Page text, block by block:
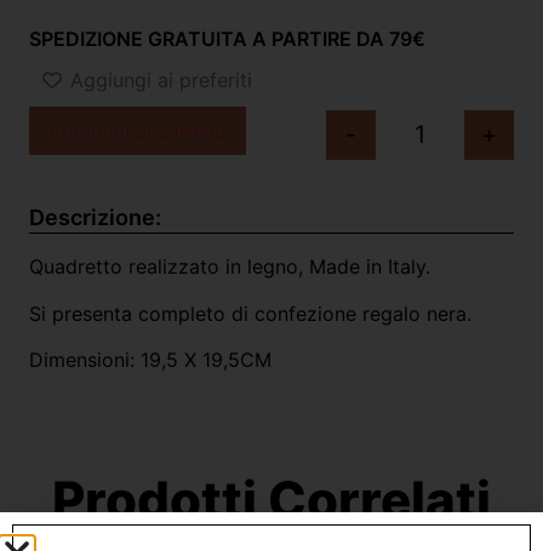
SPEDIZIONE GRATUITA A PARTIRE DA 79€
Aggiungi ai preferiti
- +
Descrizione:
Quadretto realizzato in legno, Made in Italy.
Si presenta completo di confezione regalo nera.
Dimensioni: 19,5 X 19,5CM
Prodotti Correlati